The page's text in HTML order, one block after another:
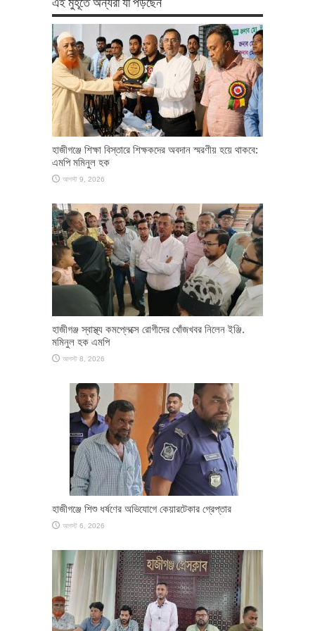
হাজীগঞ্জে শিক্ষা বিস্তারে শিক্ষকদের অবদান স্মরণীয় হয়ে থাকবে:
এমপি মমিনুল হক
আগস্ট 9, 2026
হাজীগঞ্জ স্বাস্থ্য কমপ্লেক্সে রোগীদের খোঁজখবর নিলেন ইঞ্জি.
মমিনুল হক এমপি
আগস্ট 8, 2026
হাজীগঞ্জে শিশু ধর্ষণের অভিযোগে কেয়ারটেকার গ্রেপ্তার
আগস্ট 6, 2026